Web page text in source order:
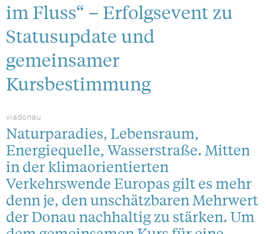
im Fluss“ – Erfolgsevent zu
Statusupdate und
gemeinsamer
Kursbestimmung
viadonau
Naturparadies, Lebensraum,
Energiequelle, Wasserstraße. Mitten
in der klimaorientierten
Verkehrswende Europas gilt es mehr
denn je, den unschätzbaren Mehrwert
der Donau nachhaltig zu stärken. Um